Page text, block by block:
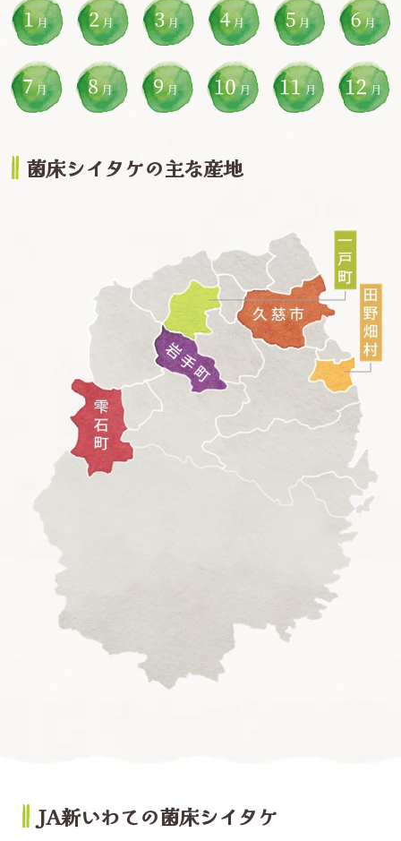
菌床シイタケの主な産地
JA新いわての菌床シイタケ